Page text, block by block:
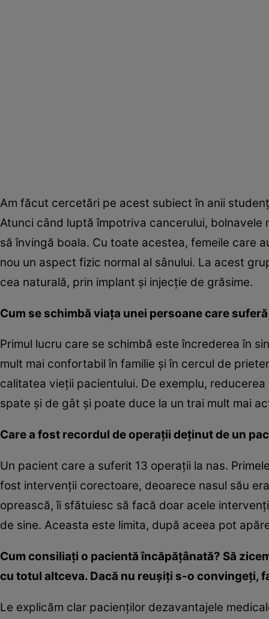
Am făcut cercetări pe acest subiect în anii
Atunci când luptă împotriva cancerului,
să învingă boala. Cu toate acestea, femeile care
nou un aspect fizic normal al sânului. La acest
cea naturală, prin implant şi injecţie de grăsime.
Cum se schimbă viaţa unei persoane care
Primul lucru care se schimbă este încrederea în
mult mai confortabil în familie şi în cercul de
calitatea vieţii pacientului. De exemplu,
spate şi de gât şi poate duce la un trai mult mai
Care a fost recordul de operaţii deţinut de un
Un pacient care a suferit 13 operaţii la nas.
fost intervenţii corectoare, deoarece nasul său
oprească, îi sfătuiesc să facă doar acele
de sine. Aceasta este limita, după aceea pot
Cum consiliaţi o pacientă încăpăţânată? Să
cu totul altceva. Dacă nu reuşiţi s-o convingeţi,
Le explicăm clar pacienţilor dezavantajele